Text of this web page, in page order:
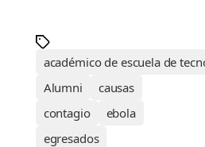
académico de escuela de
Alumni
causas
contagio
ebola
egresados